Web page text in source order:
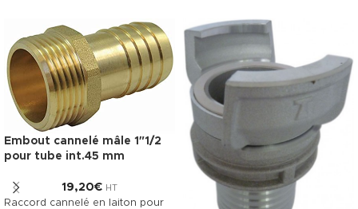
Embout cannelé mâle 1″1/2
pour tube int.45 mm
19,20€ HT
Raccord cannelé en laiton pour